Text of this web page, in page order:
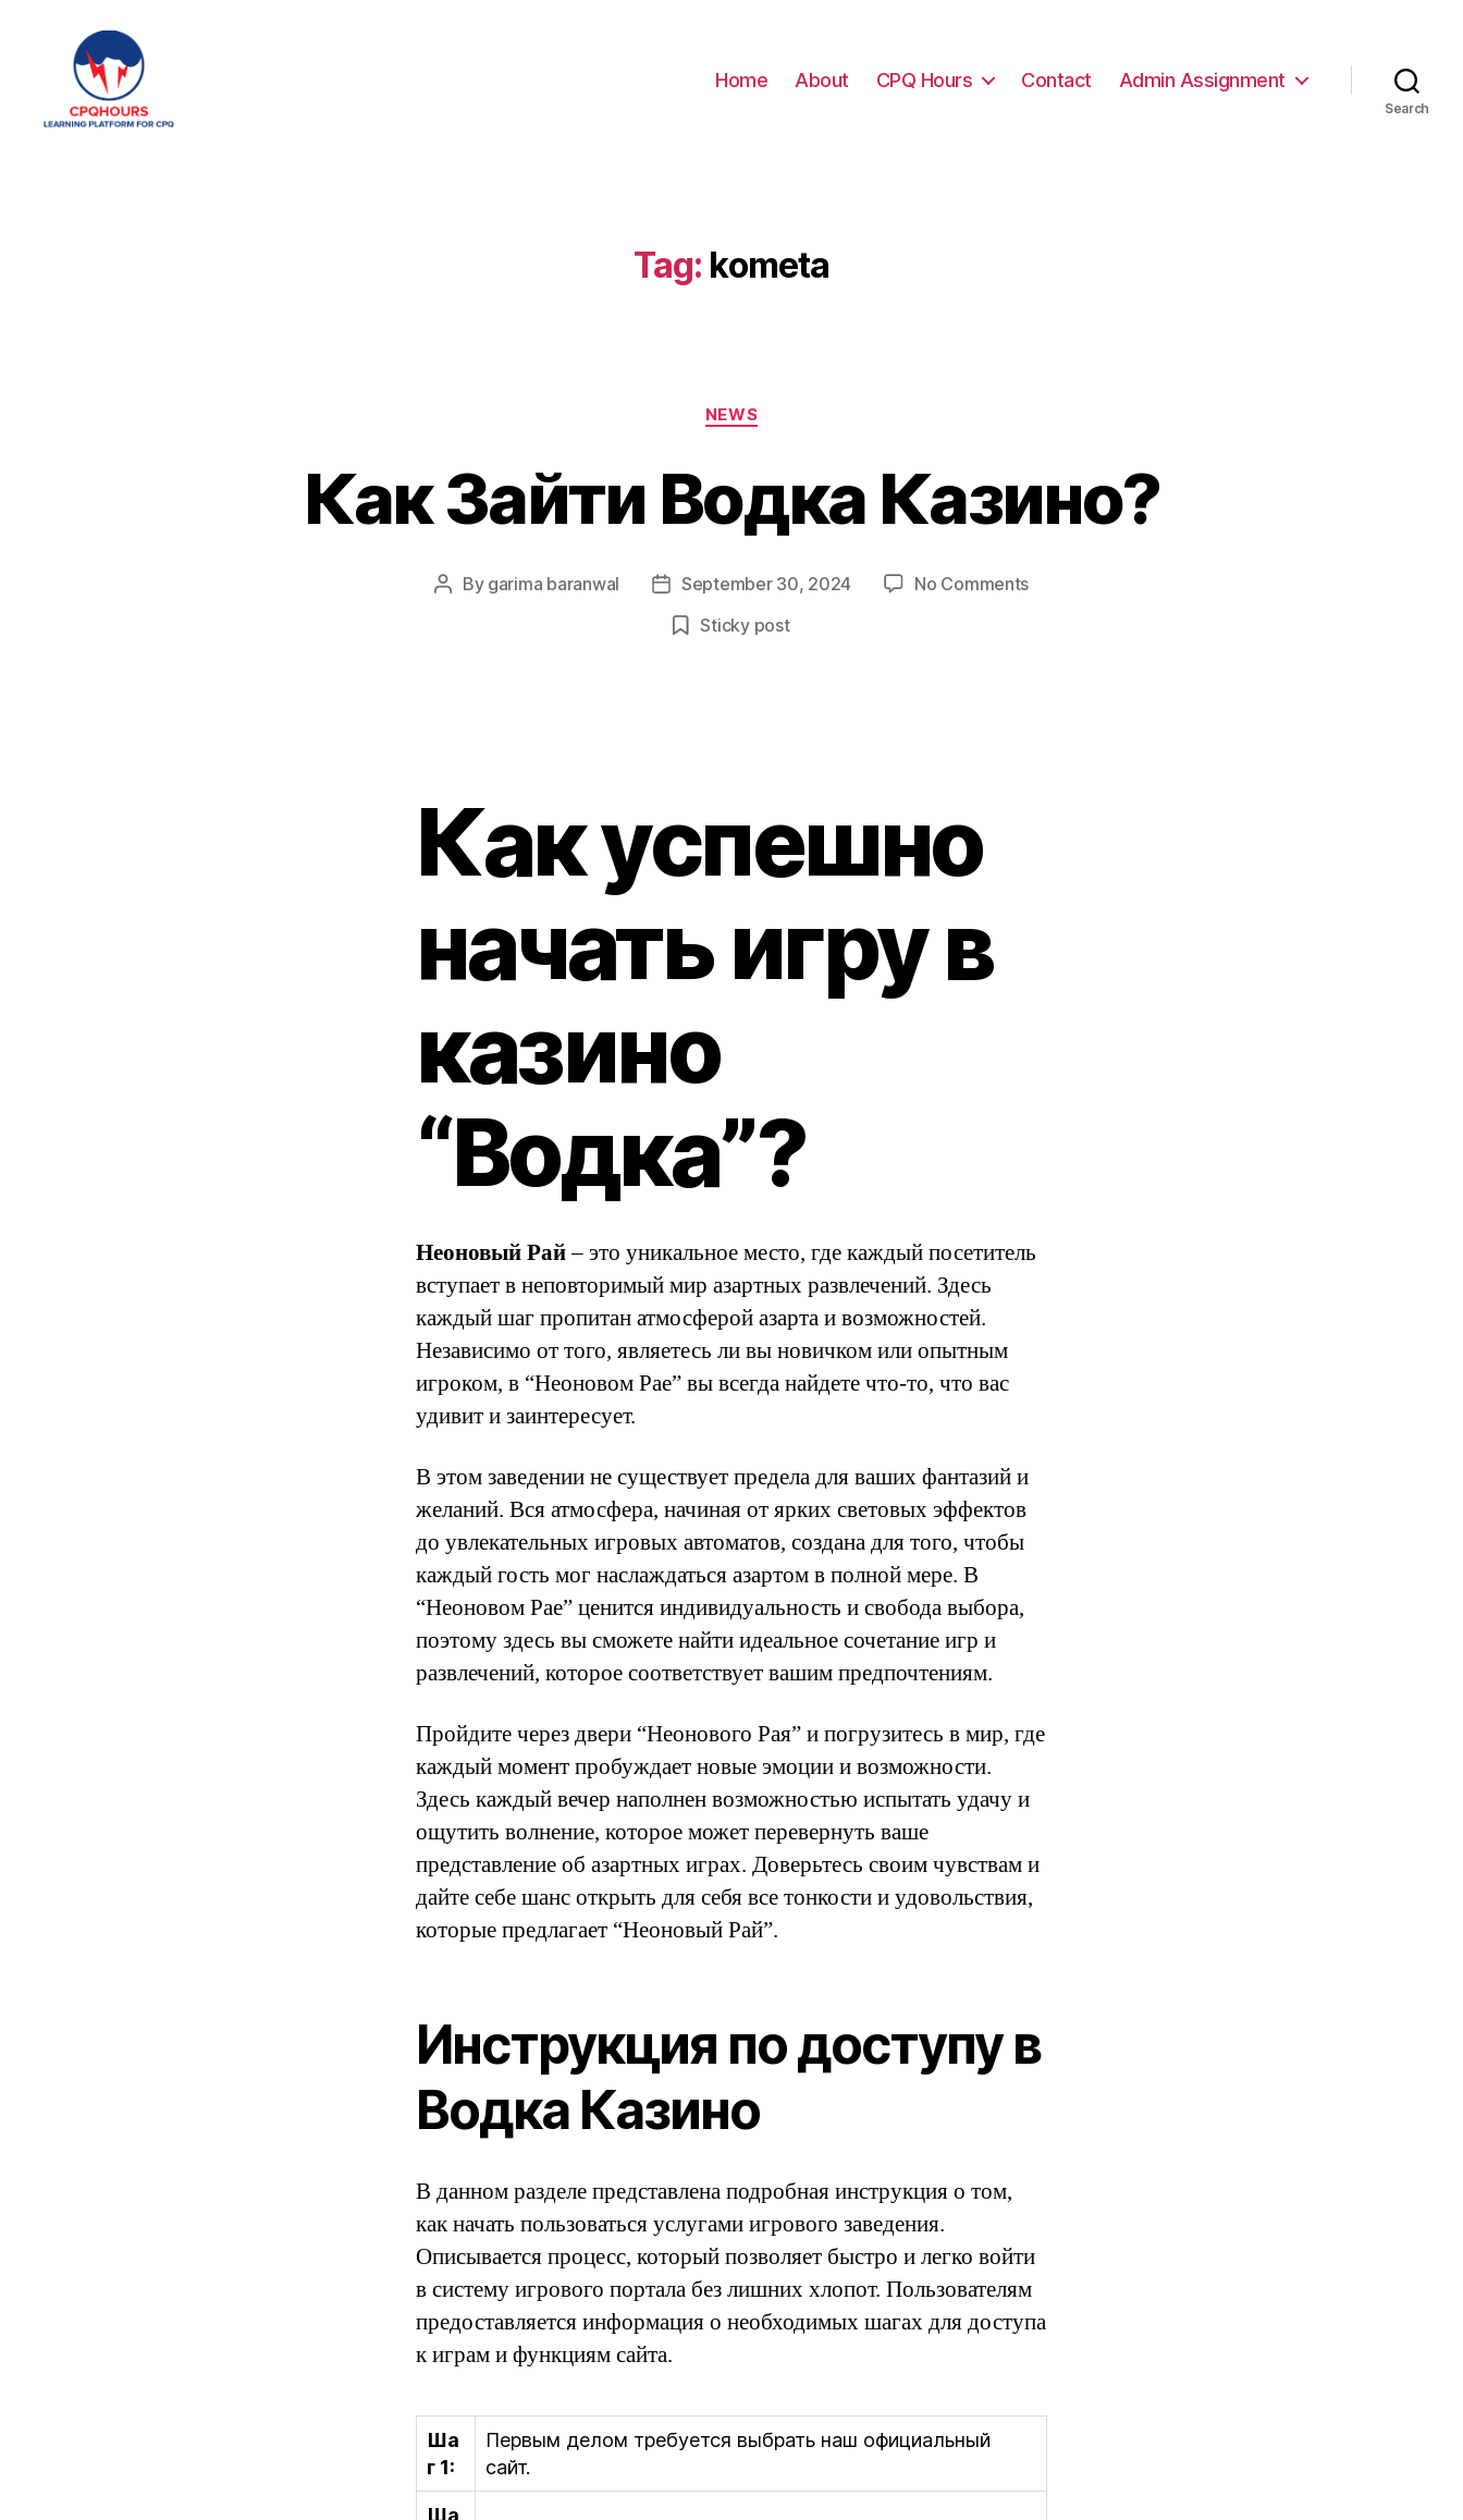
Home About CPQ Hours Contact Admin Assignment
Search
Tag: kometa
Categories
NEWS
Как Зайти Водка Казино?
Post
By garima baranwal
Post
date
September 30, 2024 No Commentson
Sticky post
Как успешно
начать игру в
казино
“Водка”?
Неоновый Рай– это уникальное место, где каждый посетитель
вступает в неповторимый мир азартных развлечений. Здесь
каждый шаг пропитан атмосферой азарта и возможностей.
Независимо от того, являетесь ли вы новичком или опытным
игроком, в “Неоновом Рае” вы всегда найдете что-то, что вас
удивит и заинтересует.
В этом заведении не существует предела для ваших фантазий и
желаний. Вся атмосфера, начиная от ярких световых эффектов
до увлекательных игровых автоматов, создана для того, чтобы
каждый гость мог наслаждаться азартом в полной мере. В
“Неоновом Рае” ценится индивидуальность и свобода выбора,
поэтому здесь вы сможете найти идеальное сочетание игр и
развлечений, которое соответствует вашим предпочтениям.
Пройдите через двери “Неонового Рая” и погрузитесь в мир, где
каждый момент пробуждает новые эмоции и возможности.
Здесь каждый вечер наполнен возможностью испытать удачу и
ощутить волнение, которое может перевернуть ваше
представление об азартных играх. Доверьтесь своим чувствам и
дайте себе шанс открыть для себя все тонкости и удовольствия,
которые предлагает “Неоновый Рай”.
Инструкция по доступу в
Водка Казино
В данном разделе представлена подробная инструкция о том,
как начать пользоваться услугами игрового заведения.
Описывается процесс, который позволяет быстро и легко войти
в систему игрового портала без лишних хлопот. Пользователям
предоставляется информация о необходимых шагах для доступа
к играм и функциям сайта.
Ша
г 1:
Первым делом требуется выбрать наш официальный
сайт.
Ша